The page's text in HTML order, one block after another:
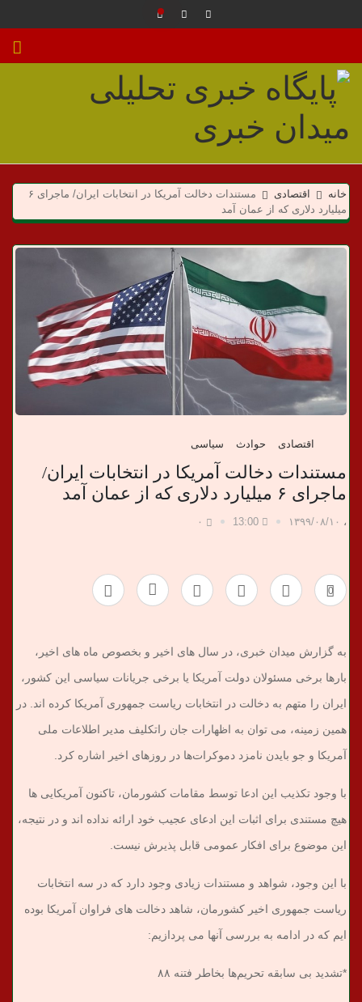
م
ی
د
ا
ن
خ
ب
ی
خانه اقتصادی
مستندات دخالت آمریکا در انتخابات ایران/ ماجرای ۶
میلیارد دلاری که از عمان آمد
اقتصادی حوادث سیاسی
مستندات دخالت آمریکا در انتخابات ایران/
ماجرای ۶ میلیارد دلاری که از عمان آمد
، ۱۳۹۹/۰۸/۱۰ 13:00 ۰
0
به گزارش میدان خبری، در سال های اخیر و بخصوص ماه های اخیر،
بارها برخی مسئولان دولت آمریکا یا برخی جریانات سیاسی این کشور،
ایران را متهم به دخالت در انتخابات ریاست جمهوری آمریکا کرده اند. در
همین زمینه، می توان به اظهارات جان راتکلیف مدیر اطلاعات ملی
آمریکا و جو بایدن نامزد دموکرات‌ها در روزهای اخیر اشاره کرد.
با وجود تکذیب این ادعا توسط مقامات کشورمان، تاکنون آمریکایی ها
هیچ مستندی برای اثبات این ادعای عجیب خود ارائه نداده اند و در نتیجه،
این موضوع برای افکار عمومی قابل پذیرش نیست.
با این وجود، شواهد و مستندات زیادی وجود دارد که در سه انتخابات
ریاست جمهوری اخیر کشورمان، شاهد دخالت های فراوان آمریکا بوده
ایم که در ادامه به بررسی آنها می پردازیم:
*تشدید بی سابقه تحریم‌ها بخاطر فتنه ۸۸